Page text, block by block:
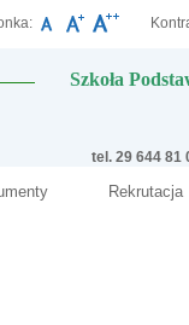
Szkoła
tel. 29 644 81
Rekrutacja